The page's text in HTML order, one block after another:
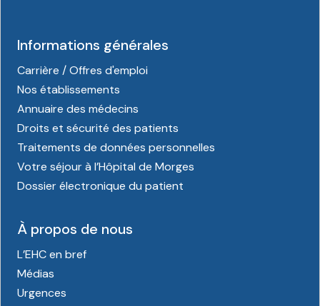
Informations générales
Carrière / Offres d'emploi
Nos établissements
Annuaire des médecins
Droits et sécurité des patients
Traitements de données personnelles
Votre séjour à l’Hôpital de Morges
Dossier électronique du patient
À propos de nous
L’EHC en bref
Médias
Urgences